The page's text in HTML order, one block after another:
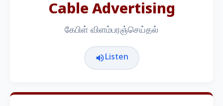
Cable Advertising
கேபிள் விளம்பரஞ்செய்தல்
Listen